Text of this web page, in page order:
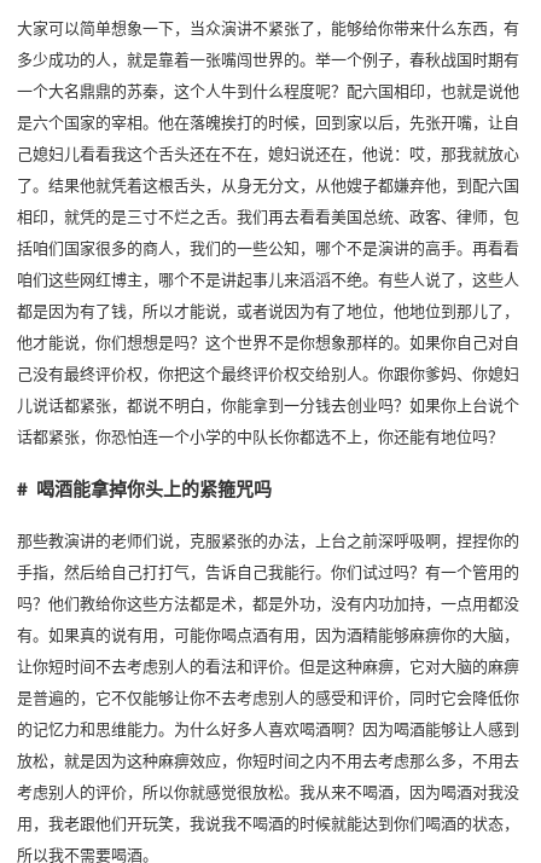
大家可以简单想象一下，当众演讲不紧张了，能够给你带来什么东西，有
多少成功的人，就是靠着一张嘴闯世界的。举一个例子，春秋战国时期有
一个大名鼎鼎的苏秦，这个人牛到什么程度呢？配六国相印，也就是说他
是六个国家的宰相。他在落魄挨打的时候，回到家以后，先张开嘴，让自
己媳妇儿看看我这个舌头还在不在，媳妇说还在，他说：哎，那我就放心
了。结果他就凭着这根舌头，从身无分文，从他嫂子都嫌弃他，到配六国
相印，就凭的是三寸不烂之舌。我们再去看看美国总统、政客、律师，包
括咱们国家很多的商人，我们的一些公知，哪个不是演讲的高手。再看看
咱们这些网红博主，哪个不是讲起事儿来滔滔不绝。有些人说了，这些人
都是因为有了钱，所以才能说，或者说因为有了地位，他地位到那儿了，
他才能说，你们想想是吗？这个世界不是你想象那样的。如果你自己对自
己没有最终评价权，你把这个最终评价权交给别人。你跟你爹妈、你媳妇
儿说话都紧张，都说不明白，你能拿到一分钱去创业吗？如果你上台说个
话都紧张，你恐怕连一个小学的中队长你都选不上，你还能有地位吗？
# 喝酒能拿掉你头上的紧箍咒吗
那些教演讲的老师们说，克服紧张的办法，上台之前深呼吸啊，捏捏你的
手指，然后给自己打打气，告诉自己我能行。你们试过吗？有一个管用的
吗？他们教给你这些方法都是术，都是外功，没有内功加持，一点用都没
有。如果真的说有用，可能你喝点酒有用，因为酒精能够麻痹你的大脑，
让你短时间不去考虑别人的看法和评价。但是这种麻痹，它对大脑的麻痹
是普遍的，它不仅能够让你不去考虑别人的感受和评价，同时它会降低你
的记忆力和思维能力。为什么好多人喜欢喝酒啊？因为喝酒能够让人感到
放松，就是因为这种麻痹效应，你短时间之内不用去考虑那么多，不用去
考虑别人的评价，所以你就感觉很放松。我从来不喝酒，因为喝酒对我没
用，我老跟他们开玩笑，我说我不喝酒的时候就能达到你们喝酒的状态，
所以我不需要喝酒。